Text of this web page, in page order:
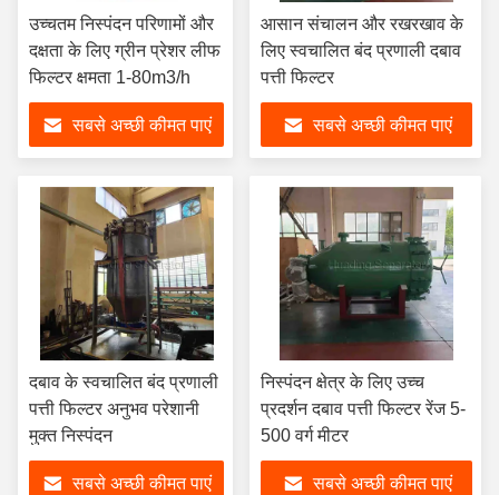
उच्चतम निस्पंदन परिणामों और
दक्षता के लिए ग्रीन प्रेशर लीफ
फिल्टर क्षमता 1-80m3/h
सबसे अच्छी कीमत पाएं
आसान संचालन और रखरखाव के
लिए स्वचालित बंद प्रणाली दबाव
पत्ती फिल्टर
सबसे अच्छी कीमत पाएं
दबाव के स्वचालित बंद प्रणाली
पत्ती फिल्टर अनुभव परेशानी
मुक्त निस्पंदन
सबसे अच्छी कीमत पाएं
निस्पंदन क्षेत्र के लिए उच्च
प्रदर्शन दबाव पत्ती फिल्टर रेंज 5-
500 वर्ग मीटर
सबसे अच्छी कीमत पाएं